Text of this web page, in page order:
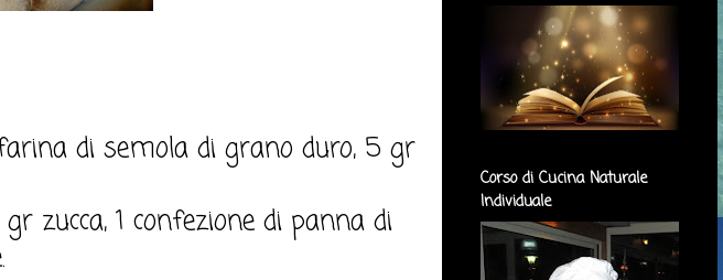
di semola di grano duro, 5 gr
zucca, 1 confezione di panna di
Corso di Cucina Naturale
Individuale